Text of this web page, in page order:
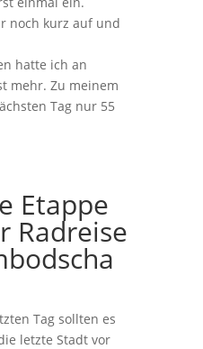
noch kurz auf und
hatte ich an
mehr. Zu meinem
Tag nur 55
Etappe
Radreise
Tag sollten es
letzte Stadt vor